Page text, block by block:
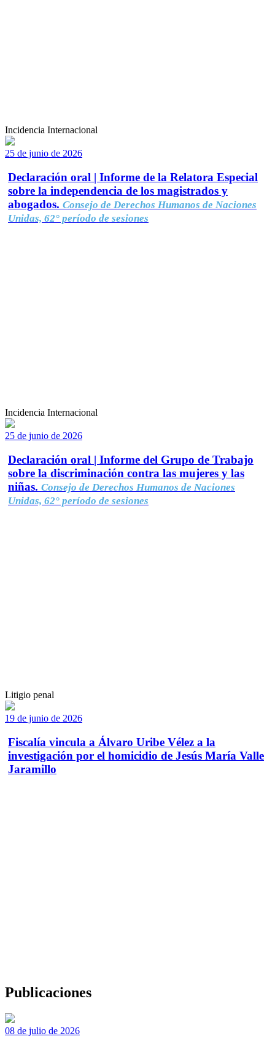
Incidencia Internacional
25 de junio de 2026
Declaración oral | Informe de la Relatora Especial
sobre la independencia de los magistrados y
abogados. Consejo de Derechos Humanos de Naciones
Unidas, 62° período de sesiones
Incidencia Internacional
25 de junio de 2026
Declaración oral | Informe del Grupo de Trabajo
sobre la discriminación contra las mujeres y las
niñas. Consejo de Derechos Humanos de Naciones
Unidas, 62° período de sesiones
Litigio penal
19 de junio de 2026
Fiscalía vincula a Álvaro Uribe Vélez a la
investigación por el homicidio de Jesús María Valle
Jaramillo
Publicaciones
08 de julio de 2026